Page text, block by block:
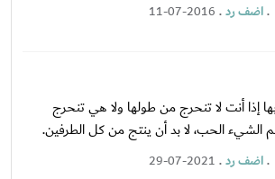
.اضف رد.
11-07-2016
إذا أنت لا تنحرج من طولها ولا هي تنحرج
الشيء الحب، لا بد أن ينتج من كل الطرفين.
.اضف رد.
29-07-2021